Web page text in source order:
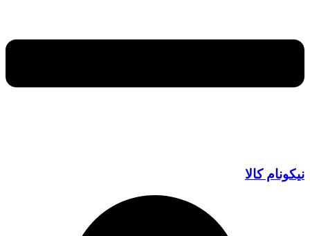
نیکونام کالا